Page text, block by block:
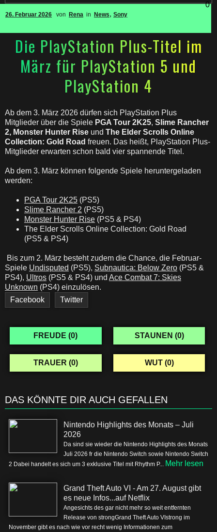
26. Februar 2026 von Rena in News, Sony
0
Die PlayStation Plus-Titel im
März für PlayStation 5 und
PlayStation 4
Ab dem 3. März 2026 dürfen sich PlayStation Plus
Mitglieder über die Spiele PGA Tour 2K25, Slime Rancher
2, Monster Hunter Rise und The Elder Scrolls Online
Collection: Gold Road freuen. Das heißt, PlayStation Plus-
Mitglieder erwarten schon bald vier spannende Titel.
Ab dem 3. März können folgende Spiele heruntergeladen
werden:
PGA Tour 2K25 (PS5)
Slime Rancher 2 (PS5)
Monster Hunter Rise (PS5 & PS4)
The Elder Scrolls Online Collection: Gold Road
(PS5 & PS4)
Bis zum 2. März besteht zudem die Chance, die Februar-
Spiele Undisputed (PS5), Subnautica: Below Zero (PS5 &
PS4), Ultros (PS5 & PS4) und Ace Combat 7: Skies
Unknown (PS4) einzulösen.
Facebook
Twitter
FREUDE (0) STAUNEN (0)
TRAUER (0) WUT (0)
DAS KÖNNTE DIR AUCH GEFALLEN
Nintendo Highlights des Monats – Juli
2026
Da sind sie wieder die Nintendo Highlights des Monats
Juli 2026 fr die Nintendo Switch sowie Nintendo Switch
2 Dabei handelt es sich um 3 exklusive Titel mit Rhythm P... Mehr lesen
Grand Theft Auto VI - Am 27. August gibt
es neue Infos...auf Netflix
Angesichts des gar nicht mehr so weit entfernten
Release von strongGrand Theft Auto VIstrong im
November gibt es nach wie vor recht wenig Informationen zum